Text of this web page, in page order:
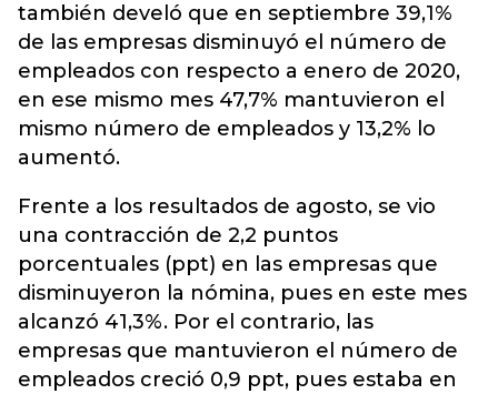
también develó que en septiembre 39,1%
de las empresas disminuyó el número de
empleados con respecto a enero de 2020,
en ese mismo mes 47,7% mantuvieron el
mismo número de empleados y 13,2% lo
aumentó.
Frente a los resultados de agosto, se vio
una contracción de 2,2 puntos
porcentuales (ppt) en las empresas que
disminuyeron la nómina, pues en este mes
alcanzó 41,3%. Por el contrario, las
empresas que mantuvieron el número de
empleados creció 0,9 ppt, pues estaba en